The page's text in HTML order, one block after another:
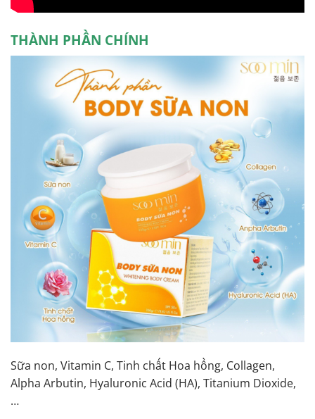
THÀNH PHẦN CHÍNH
Sữa non, Vitamin C, Tinh chất Hoa hồng, Collagen,
Alpha Arbutin, Hyaluronic Acid (HA), Titanium Dioxide,
…